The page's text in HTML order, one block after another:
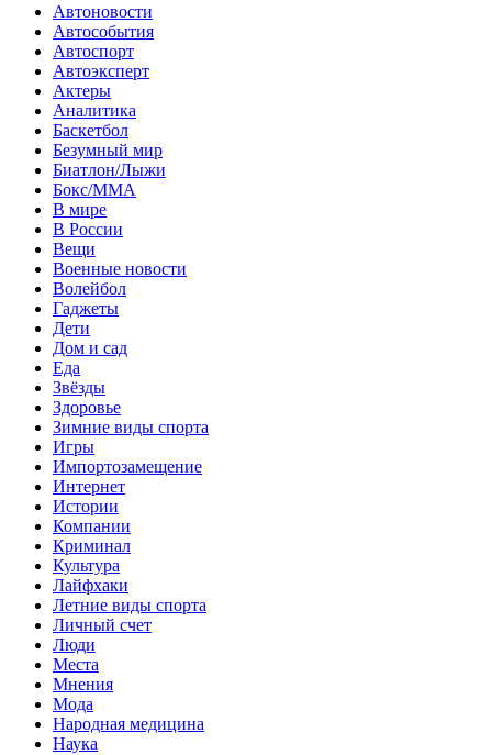
Автоновости
Автособытия
Автоспорт
Автоэксперт
Актеры
Аналитика
Баскетбол
Безумный мир
Биатлон/Лыжи
Бокс/MMA
В мире
В России
Вещи
Военные новости
Волейбол
Гаджеты
Дети
Дом и сад
Еда
Звёзды
Здоровье
Зимние виды спорта
Игры
Импортозамещение
Интернет
Истории
Компании
Криминал
Культура
Лайфхаки
Летние виды спорта
Личный счет
Люди
Места
Мнения
Мода
Народная медицина
Наука